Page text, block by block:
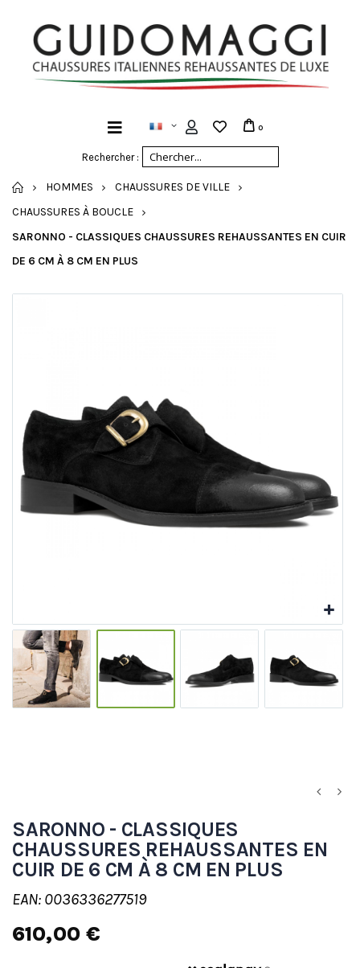
Rechercher :
0
ACCUEIL
HOMMES
CHAUSSURES DE VILLE
CHAUSSURES À BOUCLE
SARONNO - CLASSIQUES CHAUSSURES REHAUSSANTES EN CUIR
DE 6 CM À 8 CM EN PLUS
SARONNO - CLASSIQUES
CHAUSSURES REHAUSSANTES EN
CUIR DE 6 CM À 8 CM EN PLUS
EAN: 0036336277519
610,00 €